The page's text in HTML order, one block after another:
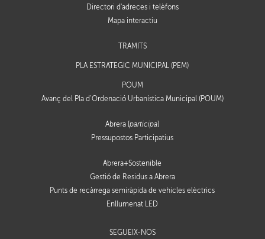
Directori d'adreces i telèfons
Mapa interactiu
TRÀMITS
PLA ESTRATÈGIC MUNICIPAL (PEM)
POUM
Avanç del Pla d’Ordenació Urbanística Municipal (POUM)
Abrera [participa
Pressupostos Participatius
Abrera+Sostenible
Gestió de Residus a Abrera
Punts de recàrrega semiràpida de vehicles elèctrics
Enllumenat LED
SEGUEIX-NOS